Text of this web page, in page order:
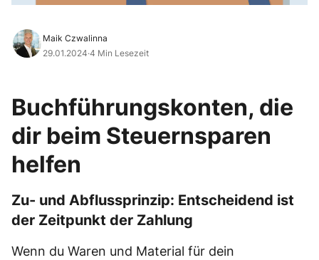
Maik Czwalinna
29.01.2024·4 Min Lesezeit
Buchführungskonten, die
dir beim Steuernsparen
helfen
Zu- und Abflussprinzip: Entscheidend ist
der Zeitpunkt der Zahlung
Wenn du Waren und Material für dein